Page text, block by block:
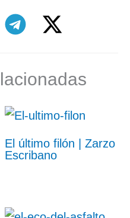
El último filón | Zarzo
Escribano